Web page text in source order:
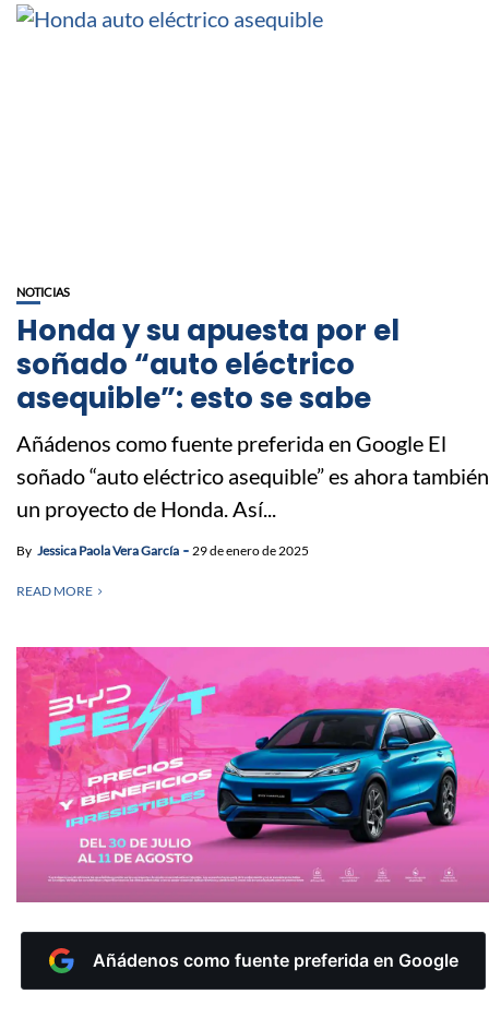
NOTICIAS
Honda y su apuesta por el
soñado “auto eléctrico
asequible”: esto se sabe
Añádenos como fuente preferida en Google El
soñado “auto eléctrico asequible” es ahora también
un proyecto de Honda. Así...
By Jessica Paola Vera García 29 de enero de 2025
READ MORE
Añádenos como fuente preferida en Google